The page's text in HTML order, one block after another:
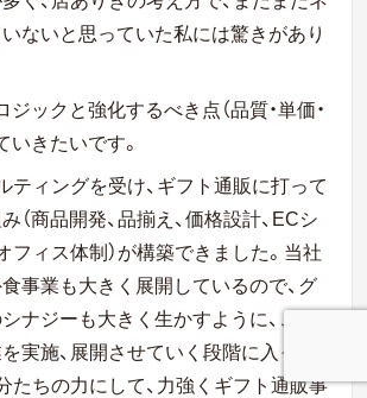
ないと思っていた私には驚きがあり
ジックと強化するべき点（品質・単価・
いきたいです。
ティングを受け、ギフト通販に打って
（商品開発、品揃え、価格設計、ECシ
フィス体制）が構築できました。当社
事業も大きく展開しているので、グ
ナジーも大きく生かすように、これ
実施、展開させていく段階に入って
たちの力にして、力強くギフト通販事